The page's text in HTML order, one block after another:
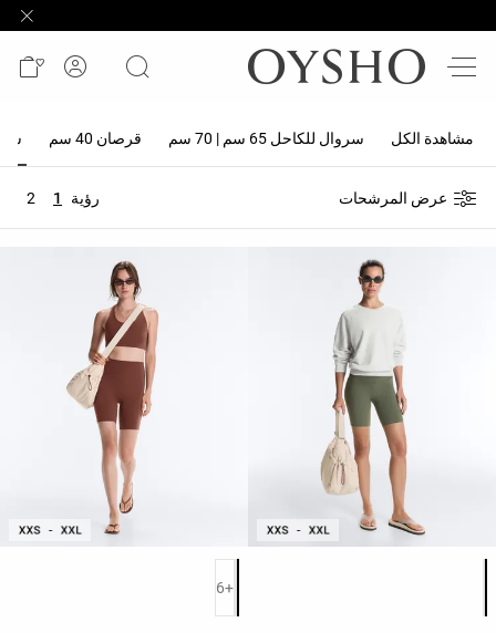
حديثًا
shorts
مبيعًا
المشاهدة
المشاهدة
مشاهدة الكل سروال للكاحل 65 سم | 70 سم قرصان 40 سم
عرض المرشحات رؤية 1
2
قائمة ألوان المنتج
+6